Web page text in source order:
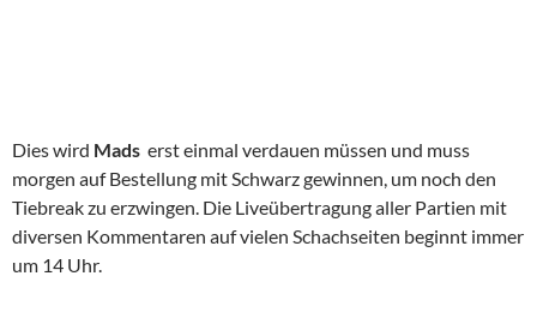
Dies wird Mads erst einmal verdauen müssen und muss
morgen auf Bestellung mit Schwarz gewinnen, um noch den
Tiebreak zu erzwingen. Die Liveübertragung aller Partien mit
diversen Kommentaren auf vielen Schachseiten beginnt immer
um 14 Uhr.